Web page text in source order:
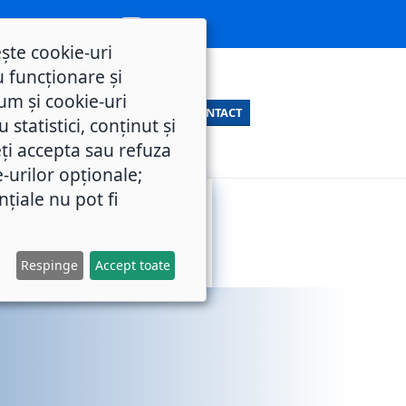
CONTACT
cookie-uri
funcționare și
și cookie-uri
statistici, conținut și
accepta sau refuza
urilor opționale;
nu pot fi
Respinge Accept toate